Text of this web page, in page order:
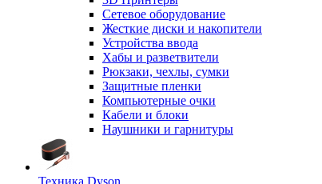
Сетевое оборудование
Жесткие диски и накопители
Устройства ввода
Хабы и разветвители
Рюкзаки, чехлы, сумки
Защитные пленки
Компьютерные очки
Кабели и блоки
Наушники и гарнитуры
Техника Dyson